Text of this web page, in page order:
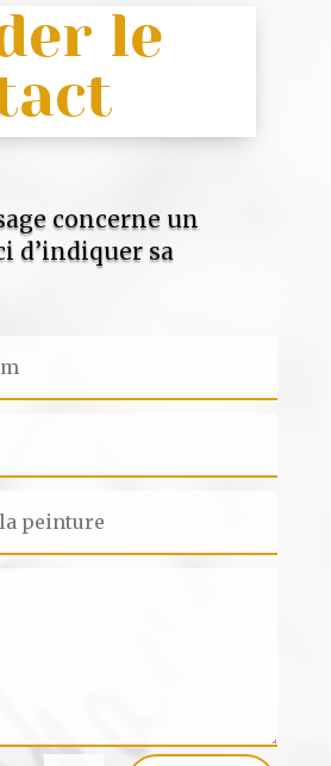
le
concerne un
d’indiquer sa